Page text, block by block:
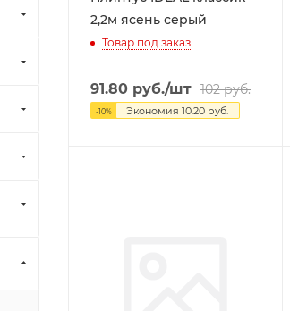
2,2м ясень серый
Товар под заказ
91.80 руб./шт 102руб.
-10% Экономия 10.20 руб.